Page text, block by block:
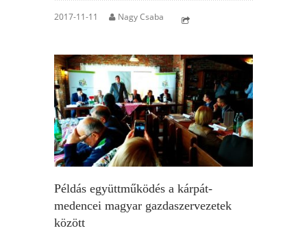
2017-11-11 Nagy Csaba
Példás együttműködés a kárpát-
medencei magyar gazdaszervezetek
között